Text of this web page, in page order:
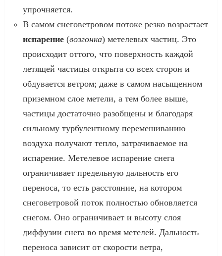
упрочняется.
В самом снеговетровом потоке резко возрастает
испарение (возгонка) метелевых частиц. Это
происходит оттого, что поверхность каждой
летящей частицы открыта со всех сторон и
обдувается ветром; даже в самом насыщенном
приземном слое метели, а тем более выше,
частицы достаточно разобщены и благодаря
сильному турбулентному перемешиванию
воздуха получают тепло, затрачиваемое на
испарение. Метелевое испарение снега
ограничивает предельную дальность его
переноса, то есть расстояние, на котором
снеговетровой поток полностью обновляется
снегом. Оно ограничивает и высоту слоя
диффузии снега во время метелей. Дальность
переноса зависит от скорости ветра,